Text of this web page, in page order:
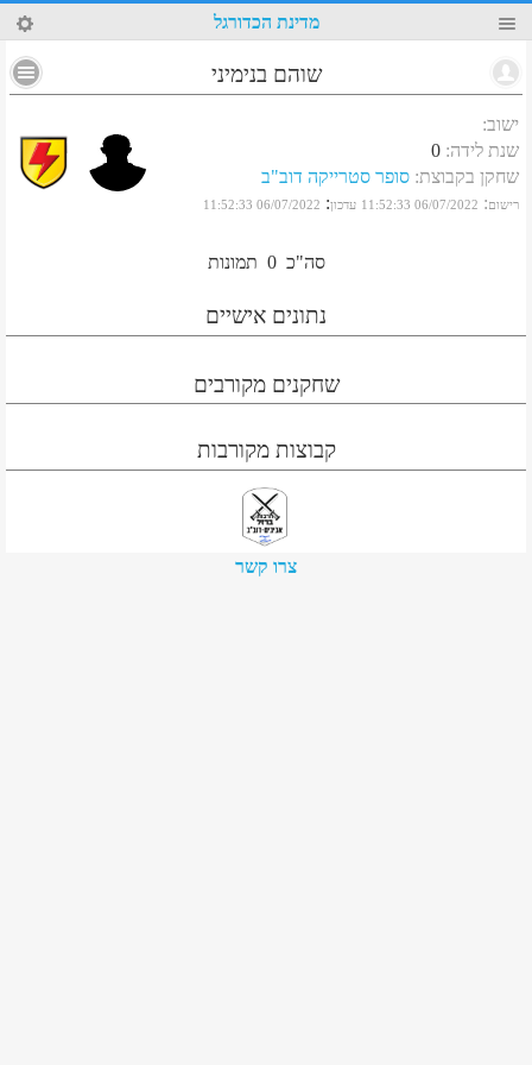
40 מדינת הכדורגל
שוהם בנימיני
ישוב:
שנת לידה:
0
שחקן בקבוצת: סופר סטרייקה דוב"ב
רישום:
06/07/2022 11:52:33 עדכון:
06/07/2022 11:52:33
סה"כ 0 תמונות
נתונים אישיים
שחקנים מקורבים
קבוצות מקורבות
צרו קשר